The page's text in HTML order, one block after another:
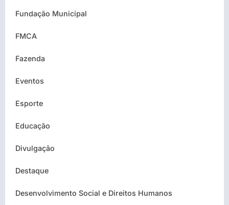
Fundação Municipal
FMCA
Fazenda
Eventos
Esporte
Educação
Divulgação
Destaque
Desenvolvimento Social e Direitos Humanos